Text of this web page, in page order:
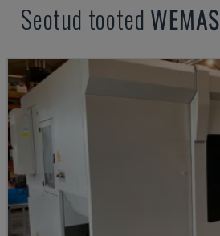
Seotud tooted WEMAS